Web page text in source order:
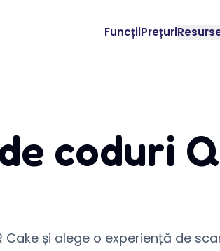
FuncțiiPrețuri
coduri
Cake și alege o experiență de